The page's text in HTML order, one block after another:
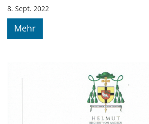
8. Sept. 2022
Mehr